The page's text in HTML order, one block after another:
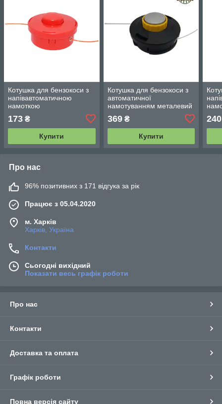
Котушка для бензокоси з
напівавтоматичною
намоткою
173 ₴
Купити
Котушка для бензокоси з
автоматичної
намотуванням металевий
369₴
Купити
240
Про нас
96% позитивних з 171 відгука за рік
Працює з 05.04.2020
м. Харків
Харків, Україна
Контакти
Сьогодні вихідний
Показати весь графік роботи
Про нас
Контакти
Доставка та оплата
Графік роботи
Повна версія сайту